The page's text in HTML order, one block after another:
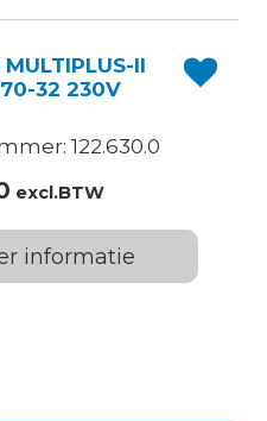
II
32 230V
122.630.0
excl.BTW
informatie